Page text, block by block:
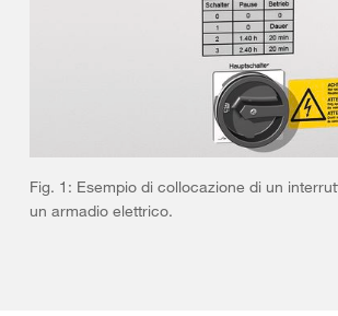
Fig. 1: Esempio di collocazione di un
un armadio elettrico.